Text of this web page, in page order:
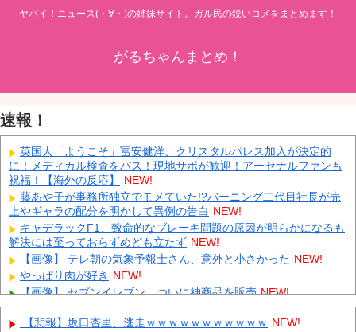
ヤバイ！ニュース(・∀・)の姉妹サイト。ガル民の鋭いコメをまとめます！
がるちゃんまとめ！
速報！
英国人「ようこそ」冨安健洋、クリスタルパレス加入が決定的
に！メディカル検査をパス！現地サポが歓迎！アーセナルファンも
祝福！【海外の反応】
NEW!
藤あや子が事務所独立でモメていた!?バーニング二代目社長が売
上やギャラの配分を明かして異例の告白 NEW!
キャデラックF1、致命的なブレーキ問題の原因が明らかになるも
解決には至っておらずめども立たず NEW!
【画像】 テレ朝の気象予報士さん、意外と小さかった NEW!
やっぱり肉が好き NEW!
【画像】 セブンイレブン、ついに神商品を販売 NEW!
世界初の超伝導量子熱機関…燃料もピストンもない量子エンジン
が回った！
NEW!
【悲報】坂口杏里、逃走ｗｗｗｗｗｗｗｗｗｗｗ NEW!